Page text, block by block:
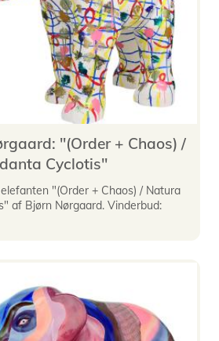
"(Order + Chaos) /
Cyclotis"
"(Order + Chaos) / Natura
af Bjørn Nørgaard. Vinderbud: